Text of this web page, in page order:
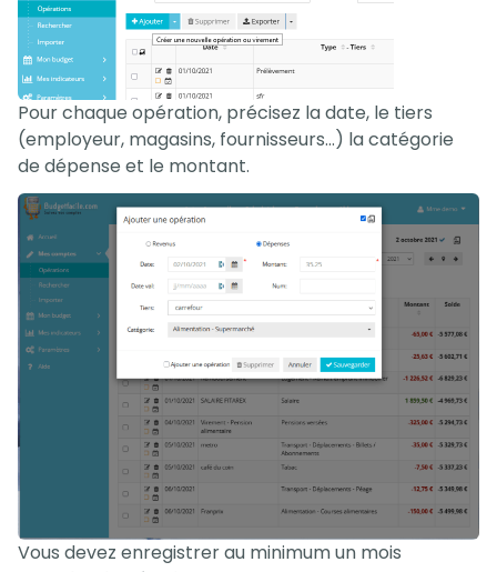
Pour chaque opération, précisez la date, le tiers
(employeur, magasins, fournisseurs…) la catégorie
de dépense et le montant.
Vous devez enregistrer au minimum un mois